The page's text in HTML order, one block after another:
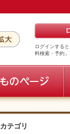
ログインする
料検索・予約」
カテゴリ